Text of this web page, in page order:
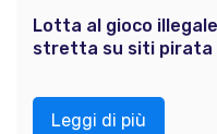
Lotta al gioco
stretta su siti pirata
Leggi di più